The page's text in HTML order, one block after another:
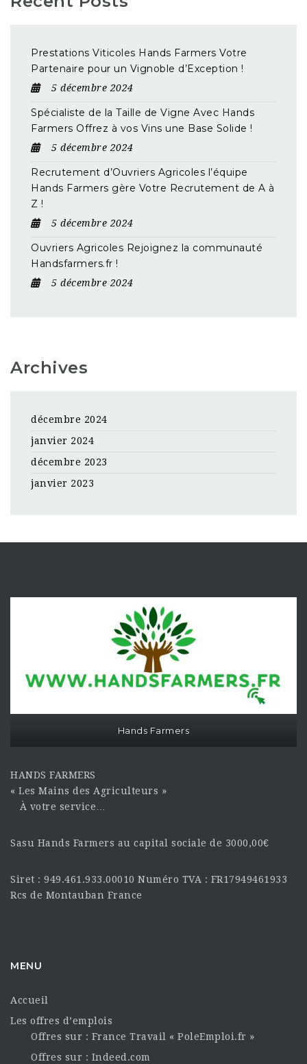
Prestations Viticoles Hands Farmers Votre
Partenaire pour un Vignoble d’Exception !
5 décembre 2024
Spécialiste de la Taille de Vigne Avec Hands
Farmers Offrez à vos Vins une Base Solide !
5 décembre 2024
Recrutement d’Ouvriers Agricoles l’équipe
Hands Farmers gère Votre Recrutement de A à
Z !
5 décembre 2024
Ouvriers Agricoles Rejoignez la communauté
Handsfarmers.fr !
5 décembre 2024
Archives
décembre 2024
janvier 2024
décembre 2023
janvier 2023
Hands Farmers
HANDS FARMERS
« Les Mains des Agriculteurs »
À votre service…
Sasu Hands Farmers au capital sociale de 3000,00€
Siret : 949.461.933.00010 Numéro TVA : FR17949461933
Rcs de Montauban France
MENU
Accueil
Les offres d’emplois
Offres sur : France Travail « PoleEmploi.fr »
Offres sur : Indeed.com